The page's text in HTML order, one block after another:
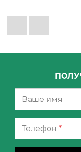
Телефон *